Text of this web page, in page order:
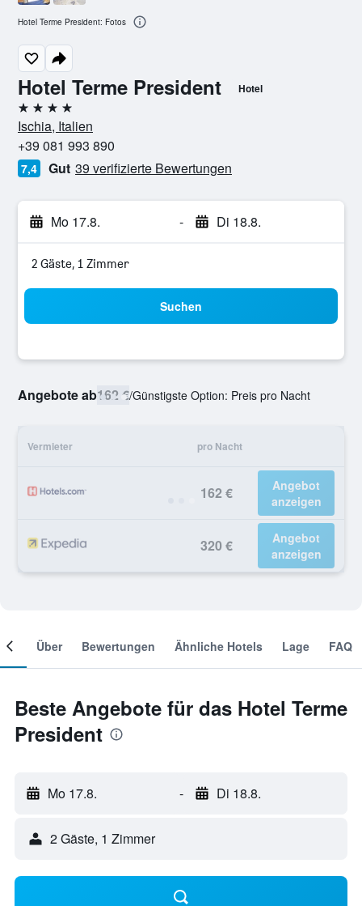
Hotel Terme President Hotel
4 Sterne
Ischia, Italien
+39 081 993 890
7,4 Gut 39 verifizierte Bewertungen
Mo 17.8. - Di 18.8.
2 Gäste, 1 Zimmer
Suchen
Angebote ab162 €/Günstigste Option: Preis pro Nacht
Vermieter pro Nacht
162 €
Angebot
anzeigen
320 €
Angebot
anzeigen
Hotel Terme President: Fotos
Über Bewertungen Ähnliche Hotels Lage FAQ
Beste Angebote für das Hotel Terme
President
Mo 17.8. - Di 18.8.
2 Gäste, 1 Zimmer